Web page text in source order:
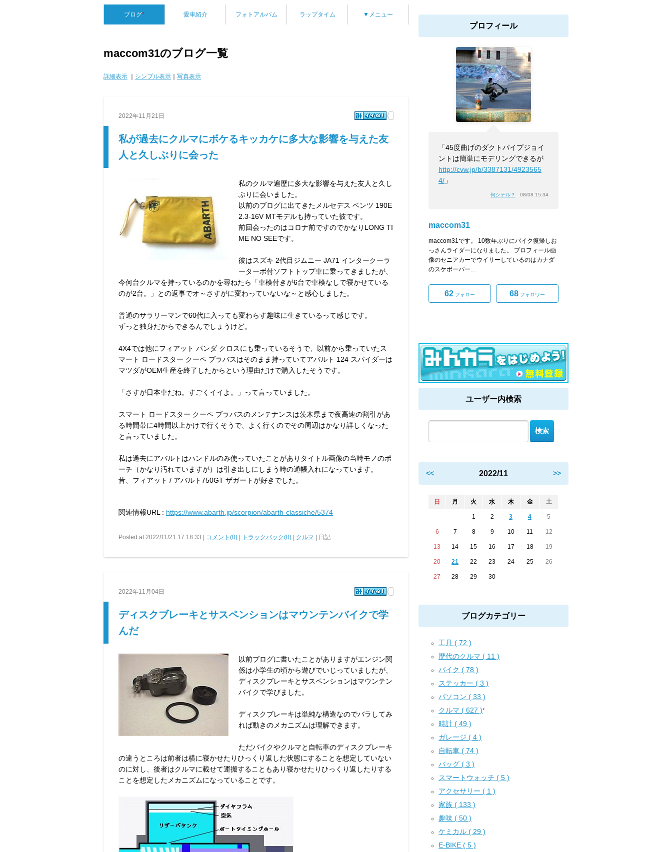
ブログ* 愛車紹介 フォトアルバム ラップタイム ▼メニュー
maccom31のブログ一覧
詳細表示 シンプル表示 写真表示
2022年11月21日
私が過去にクルマにボケるキッカケに多大な影響を与えた友
人と久しぶりに会った
私のクルマ遍歴に多大な影響を与えた友人と久し
ぶりに会いました。
以前のブログに出てきたメルセデス ベンツ 190E
2.3-16V MTモデルも持っていた彼です。
前回会ったのはコロナ前ですのでかなりLONG TI
ME NO SEEです。
彼はスズキ 2代目ジムニー JA71 インタークーラ
ーターボ付ソフトトップ車に乗ってきましたが、
今何台クルマを持っているのかを尋ねたら「車検付きが6台で車検なしで寝かせている
のが2台。」との返事でオ～さすがに変わっていないな～と感心しました。
普通のサラリーマンで60代に入っても変わらす趣味に生きているって感じです。
ずっと独身だからできるんでしょうけど。
4X4では他にフィアット パンダ クロスにも乗っているそうで、以前から乗っていたス
マート ロードスター クーペ ブラバスはそのまま持っていてアバルト 124 スパイダーは
マツダがOEM生産を終了したからという理由だけで購入したそうです。
「さすが日本車だね。すごくイイよ。」って言っていました。
スマート ロードスター クーペ ブラバスのメンテナンスは茨木県まで夜高速の割引があ
る時間帯に4時間以上かけで行くそうで、よく行くのでその周辺はかなり詳しくなった
と言っていました。
私は過去にアバルトはハンドルのみ使っていたことがありタイトル画像の当時モノのポ
ーチ（かなり汚れていますが）は引き出しにしまう時の通帳入れになっています。
昔、フィアット / アバルト750GT ザガートが好きでした。
関連情報URL : https://www.abarth.jp/scorpion/abarth-classiche/5374
Posted at 2022/11/21 17:18:33 | コメント(0) トラックバック(0) クルマ | 日記
2022年11月04日
ディスクブレーキとサスペンションはマウンテンバイクで学
んだ
以前ブログに書いたことがありますがエンジン関
係は小学生の頃から遊びでいじっていましたが、
ディスクブレーキとサスペンションはマウンテン
バイクで学びました。
ディスクブレーキは単純な構造なのでバラしてみ
れば動きのメカニズムは理解できます。
ただバイクやクルマと自転車のディスクブレーキ
の違うところは前者は横に寝かせたりひっくり返した状態にすることを想定していない
のに対し、後者はクルマに載せて運搬することもあり寝かせたりひっくり返したりする
ことを想定したメカニズムになっていることです。
プロフィール
「45度曲げのダクトパイプジョイ
ントは簡単にモデリングできるが
http://cvw.jp/b/3387131/4923565
4/ 」
何シテル？ 08/08 15:34
maccom31
maccom31です。 10数年ぶりにバイク復帰しお
っさんライダーになりました。 プロフィール画
像のセニアカーでウイリーしているのはカナダ
のスケボーパー...
62 フォロー 68 フォロワー
ユーザー内検索
<< 2022/11 >>
日 月 火 水 木 金 土
1 2 3 4 5
6 7 8 9 10 11 12
13 14 15 16 17 18 19
20 21 22 23 24 25 26
27 28 29 30
ブログカテゴリー
工具 ( 72 )
歴代のクルマ ( 11 )
バイク ( 78 )
ステッカー ( 3 )
パソコン ( 33 )
クルマ ( 627 )*
時計 ( 49 )
ガレージ ( 4 )
自転車 ( 74 )
バッグ ( 3 )
スマートウォッチ ( 5 )
アクセサリー ( 1 )
家族 ( 133 )
趣味 ( 50 )
ケミカル ( 29 )
E-BIKE ( 5 )